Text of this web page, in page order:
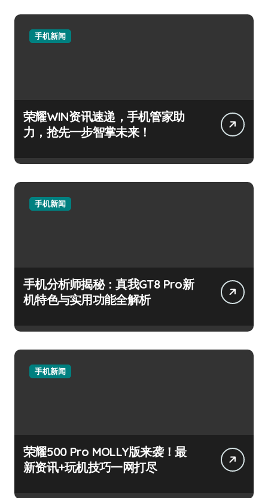
手机新闻
荣耀WIN资讯速递，手机管家助
力，抢先一步智掌未来！
手机新闻
手机分析师揭秘：真我GT8 Pro新
机特色与实用功能全解析
手机新闻
荣耀500 Pro MOLLY版来袭！最
新资讯+玩机技巧一网打尽